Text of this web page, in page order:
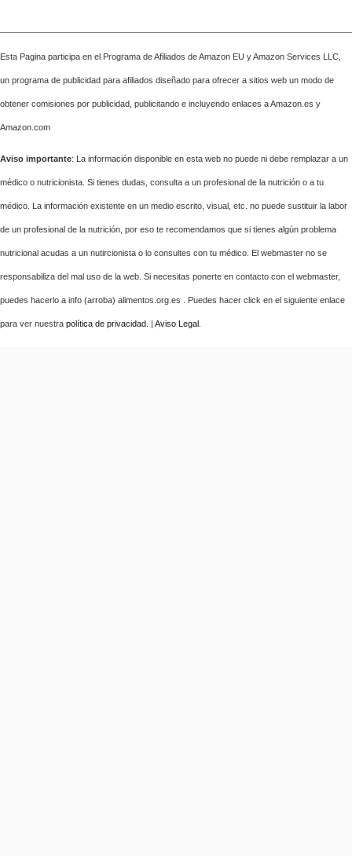
Esta Pagina participa en el Programa de Afiliados de Amazon EU y Amazon Services LLC,
un programa de publicidad para afiliados diseñado para ofrecer a sitios web un modo de
obtener comisiones por publicidad, publicitando e incluyendo enlaces a Amazon.es y
Amazon.com
Aviso importante: La información disponible en esta web no puede ni debe remplazar a un
médico o nutricionista. Si tienes dudas, consulta a un profesional de la nutrición o a tu
médico. La información existente en un medio escrito, visual, etc. no puede sustituir la labor
de un profesional de la nutrición, por eso te recomendamos que si tienes algún problema
nutricional acudas a un nutircionista o lo consultes con tu médico. El webmaster no se
responsabiliza del mal uso de la web. Si necesitas ponerte en contacto con el webmaster,
puedes hacerlo a info (arroba) alimentos.org.es . Puedes hacer click en el siguiente enlace
para ver nuestra política de privacidad . | Aviso Legal